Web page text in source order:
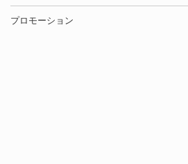
プロモーション